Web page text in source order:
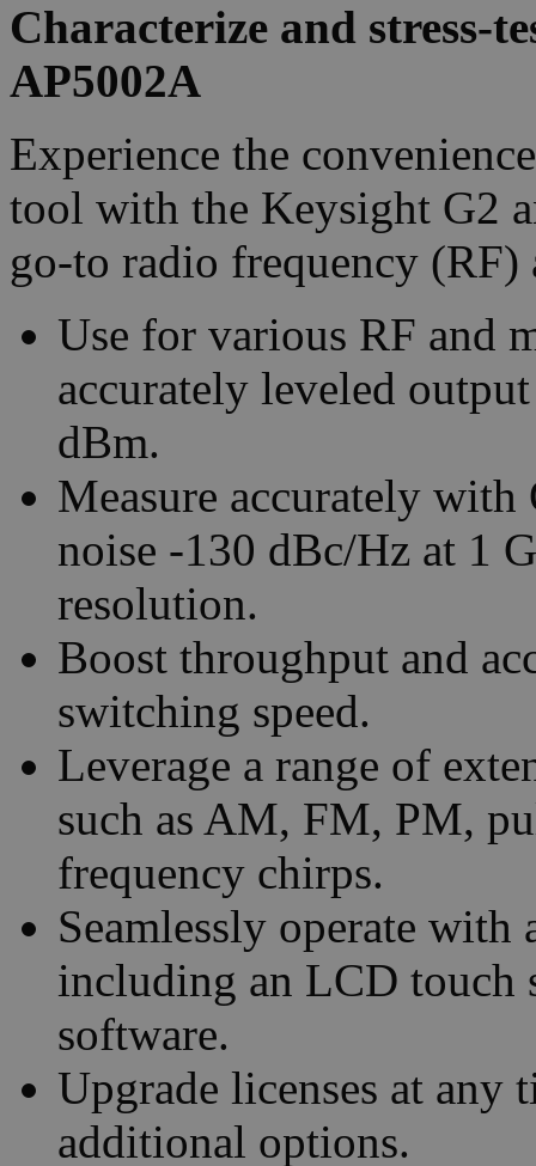
Characterize and stress-
AP5002A
Experience the
tool with the Keysight G2
go-to radio frequency (RF)
Use for various RF and
accurately leveled
dBm.
Measure accurately
noise -130 dBc/Hz at 1
resolution.
Boost throughput and
switching speed.
Leverage a range of
such as AM, FM, PM,
frequency chirps.
Seamlessly operate
including an LCD touch
software.
Upgrade licenses at any
additional options.